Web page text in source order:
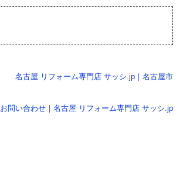
名古屋 リフォーム専門店 サッシ.jp｜名古屋市
お問い合わせ｜名古屋 リフォーム専門店 サッシ.jp